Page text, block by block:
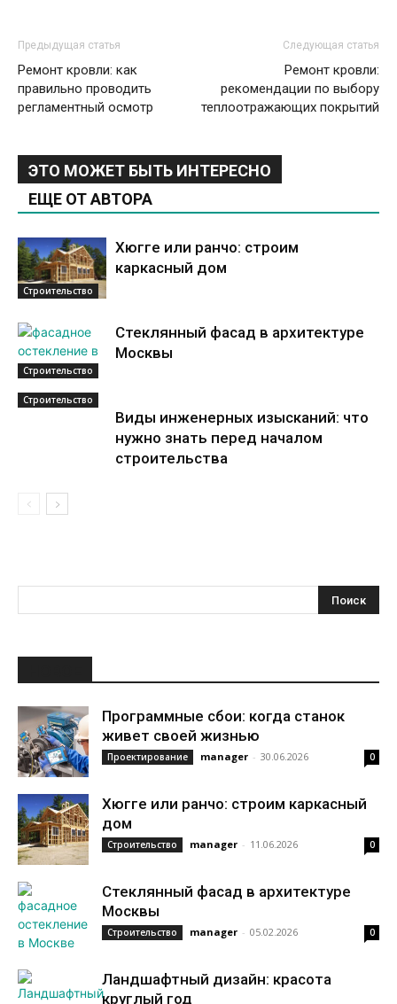
Предыдущая статья
Ремонт кровли: как
правильно проводить
регламентный осмотр
Следующая статья
Ремонт кровли:
рекомендации по выбору
теплоотражающих покрытий
ЭТО МОЖЕТ БЫТЬ ИНТЕРЕСНО
ЕЩЕ ОТ АВТОРА
Строительство
Хюгге или ранчо: строим
каркасный дом
Строительство
Стеклянный фасад в архитектуре
Москвы
Строительство
Виды инженерных изысканий: что
нужно знать перед началом
строительства
Программные сбои: когда станок
живет своей жизнью
Проектирование manager - 30.06.2026 0
Хюгге или ранчо: строим каркасный
дом
Строительство manager - 11.06.2026 0
Стеклянный фасад в архитектуре
Москвы
Строительство manager - 05.02.2026 0
Ландшафтный дизайн: красота
круглый год